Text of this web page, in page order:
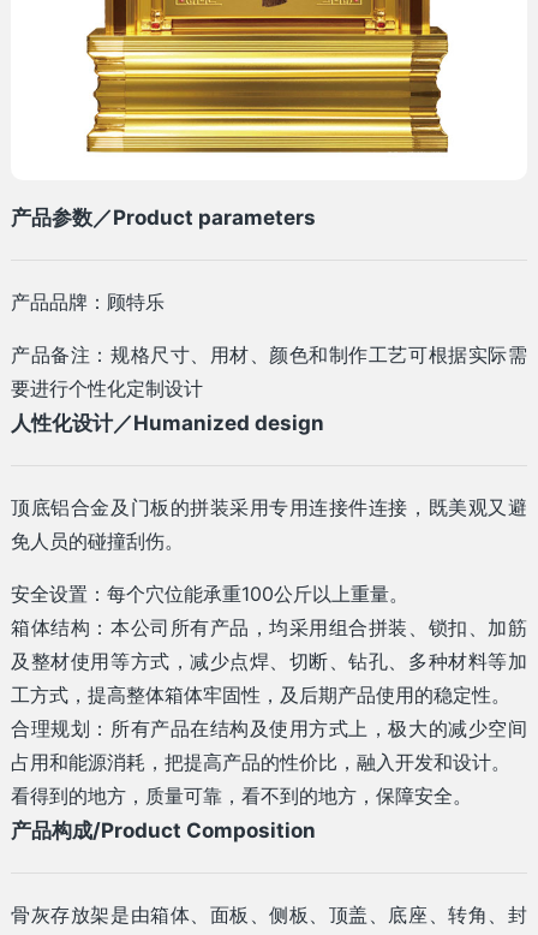
产品参数／Product parameters
产品品牌：顾特乐
产品备注：规格尺寸、用材、颜色和制作工艺可根据实际需
要进行个性化定制设计
人性化设计／Humanized design
顶底铝合金及门板的拼装采用专用连接件连接，既美观又避
免人员的碰撞刮伤。
安全设置：每个穴位能承重100公斤以上重量。
箱体结构：本公司所有产品，均采用组合拼装、锁扣、加筋
及整材使用等方式，减少点焊、切断、钻孔、多种材料等加
工方式，提高整体箱体牢固性，及后期产品使用的稳定性。
合理规划：所有产品在结构及使用方式上，极大的减少空间
占用和能源消耗，把提高产品的性价比，融入开发和设计。
看得到的地方，质量可靠，看不到的地方，保障安全。
产品构成/Product Composition
骨灰存放架是由箱体、面板、侧板、顶盖、底座、转角、封